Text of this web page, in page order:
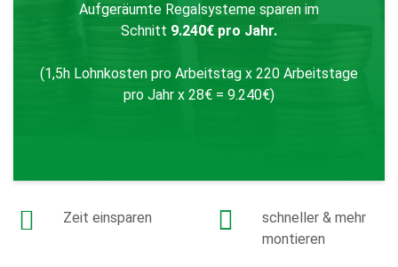
Aufgeräumte Regalsysteme sparen im
Schnitt 9.240€ pro Jahr.
(1,5h Lohnkosten pro Arbeitstag x 220 Arbeitstage
pro Jahr x 28€ = 9.240€)
Zeit einsparen
schneller & mehr
montieren